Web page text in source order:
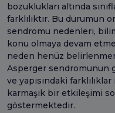
bozuklukları altında
farklılıktır. Bu durumun
sendromu nedenleri,
konu olmaya devam
neden henüz
Asperger sendromunun
ve yapısındaki
karmaşık bir etkileşimi
göstermektedir.